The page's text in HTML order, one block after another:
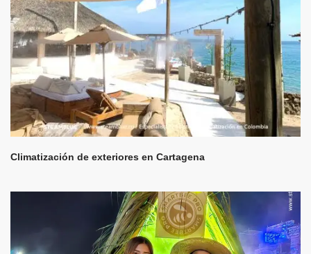
Climatización de exteriores en Cartagena